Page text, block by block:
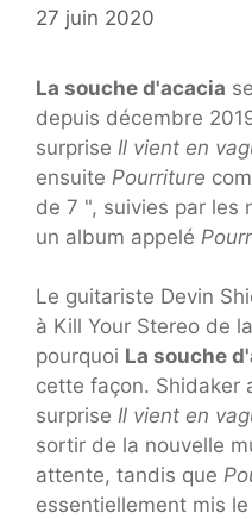
27 juin 2020
La souche d'acacia
depuis décembre
surprise Il vient en
ensuite Pourriture
de 7 ", suivies par les
un album appelé
Le guitariste Devin
à Kill Your Stereo de
pourquoi La souche
cette façon. Shidaker
surprise Il vient en
sortir de la nouvelle
attente, tandis que
essentiellement mis